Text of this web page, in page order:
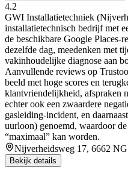
4.2
GWI Installatietechniek
installatietechnisch bedrijf met
de beschikbare Google Places-
dezelfde dag, meedenken met
vakinhoudelijke diagnose aan
Aanvullende reviews op
beeld met hoge scores en
klantvriendelijkheid, afspraken
echter ook een zwaardere
gasleiding-incident, en
uurloon) genoemd, waardoor
“maximaal” kan worden.
Nijverheidsweg 17, 6662
Bekijk details